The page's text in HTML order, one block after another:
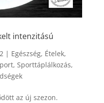
intenzitású
| Egészség, Ételek,
, Sporttáplálkozás,
az új szezon.